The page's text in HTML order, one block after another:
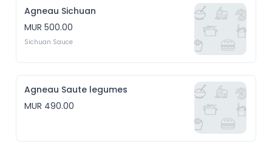
Agneau Sichuan
MUR 500.00
Sichuan Sauce
Agneau Saute legumes
MUR 490.00